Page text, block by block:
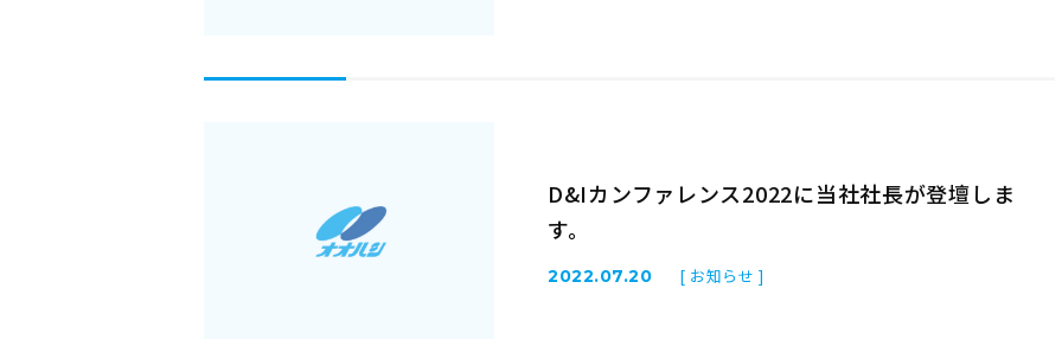
D&Iカンファレンス2022に当社社長が登壇しま
す。
2022.07.20 [ お知らせ ]